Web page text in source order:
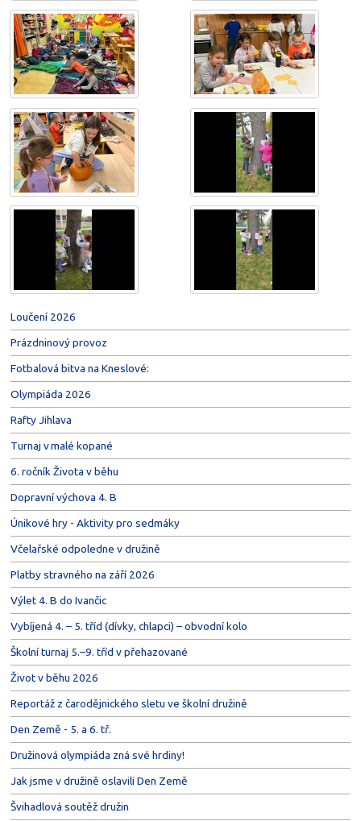
Loučení 2026
Prázdninový provoz
Fotbalová bitva na Kneslové:
Olympiáda 2026
Rafty Jihlava
Turnaj v malé kopané
6. ročník Života v běhu
Dopravní výchova 4. B
Únikové hry - Aktivity pro sedmáky
Včelařské odpoledne v družině
Platby stravného na září 2026
Výlet 4. B do Ivančic
Vybíjená 4. – 5. tříd (dívky, chlapci) – obvodní kolo
Školní turnaj 5.–9. tříd v přehazované
Život v běhu 2026
Reportáž z čarodějnického sletu ve školní družině
Den Země - 5. a 6. tř.
Družinová olympiáda zná své hrdiny!
Jak jsme v družině oslavili Den Země
Švihadlová soutěž družin